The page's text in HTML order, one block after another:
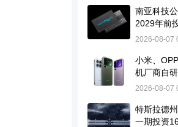
南亚科技
2029年前
准10纳米
2026-08-07
小米、
机厂商自
2026-08-07
特斯拉德
一期投资